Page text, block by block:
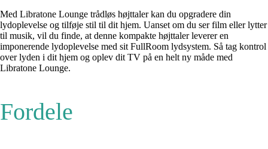
Med Libratone Lounge trådløs højttaler kan du opgradere din
lydoplevelse og tilføje stil til dit hjem. Uanset om du ser film eller lytter
til musik, vil du finde, at denne kompakte højttaler leverer en
imponerende lydoplevelse med sit FullRoom lydsystem. Så tag kontrol
over lyden i dit hjem og oplev dit TV på en helt ny måde med
Libratone Lounge.
Fordele